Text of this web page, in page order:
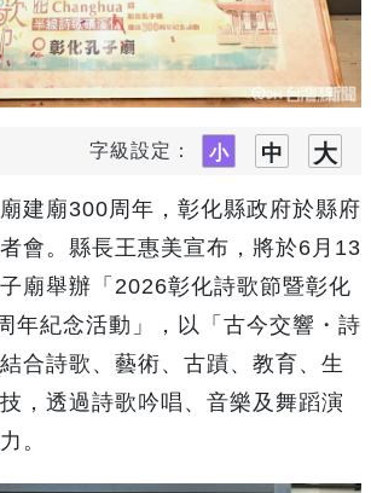
字級設定：
建廟300周年，彰化縣政府於縣府
會。縣長王惠美宣布，將於6月13
廟舉辦「2026彰化詩歌節暨彰化
年紀念活動」，以「古今交響・詩
合詩歌、藝術、古蹟、教育、生
，透過詩歌吟唱、音樂及舞蹈演
。